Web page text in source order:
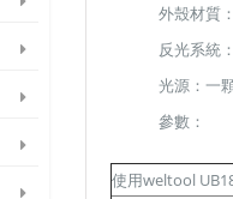
外殼材質
反光系統
光源：一
參數：
使用weltool